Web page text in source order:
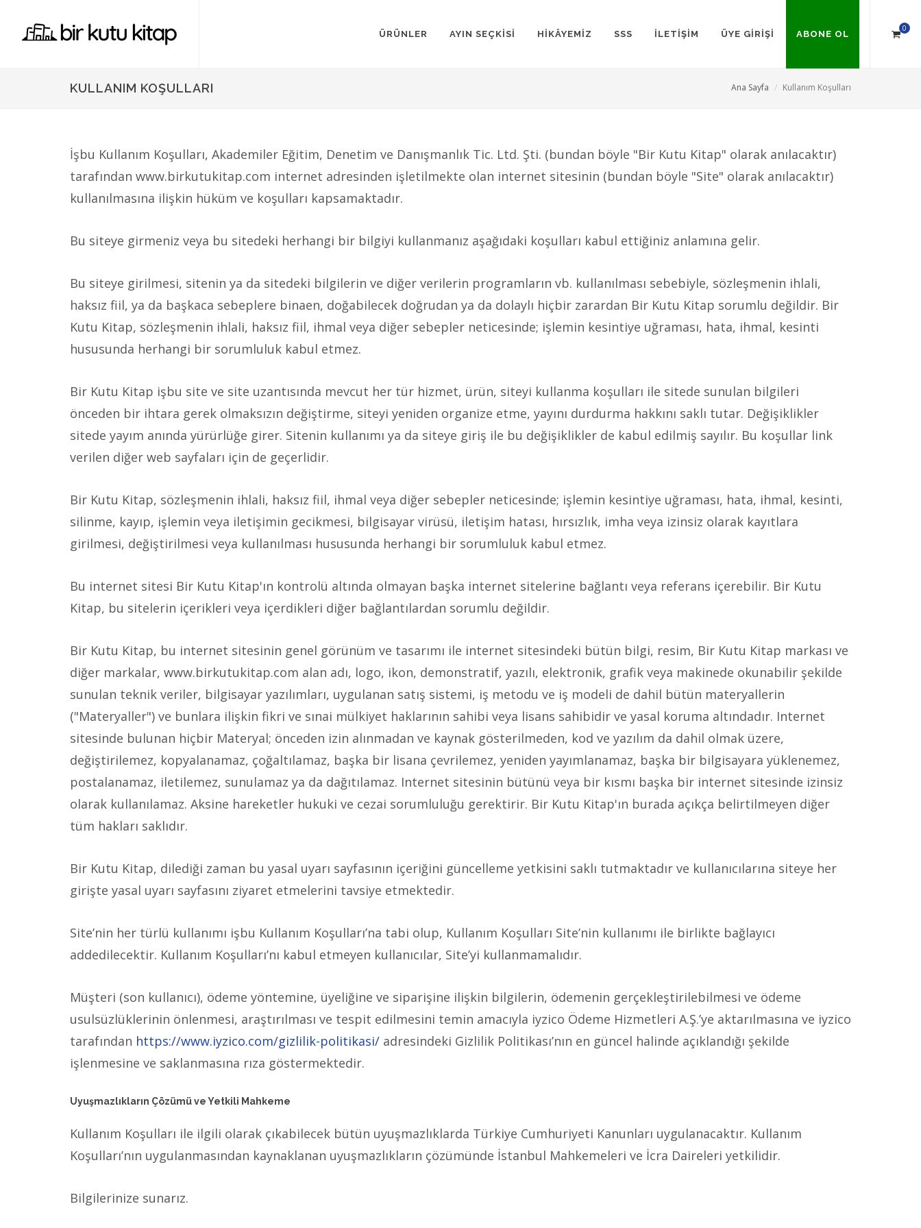
ÜRÜNLER AYIN SEÇKİSİ HİKÂYEMİZ SSS İLETİŞİM ÜYE GİRİŞİ ABONE OL
0
KULLANIM KOŞULLARI Ana Sayfa Kullanım Koşulları
İşbu Kullanım Koşulları, Akademiler Eğitim, Denetim ve Danışmanlık Tic. Ltd. Şti. (bundan böyle "Bir Kutu Kitap" olarak anılacaktır)
tarafından www.birkutukitap.com internet adresinden işletilmekte olan internet sitesinin (bundan böyle "Site" olarak anılacaktır)
kullanılmasına ilişkin hüküm ve koşulları kapsamaktadır.
Bu siteye girmeniz veya bu sitedeki herhangi bir bilgiyi kullanmanız aşağıdaki koşulları kabul ettiğiniz anlamına gelir.
Bu siteye girilmesi, sitenin ya da sitedeki bilgilerin ve diğer verilerin programların vb. kullanılması sebebiyle, sözleşmenin ihlali,
haksız fiil, ya da başkaca sebeplere binaen, doğabilecek doğrudan ya da dolaylı hiçbir zarardan Bir Kutu Kitap sorumlu değildir. Bir
Kutu Kitap, sözleşmenin ihlali, haksız fiil, ihmal veya diğer sebepler neticesinde; işlemin kesintiye uğraması, hata, ihmal, kesinti
hususunda herhangi bir sorumluluk kabul etmez.
Bir Kutu Kitap işbu site ve site uzantısında mevcut her tür hizmet, ürün, siteyi kullanma koşulları ile sitede sunulan bilgileri
önceden bir ihtara gerek olmaksızın değiştirme, siteyi yeniden organize etme, yayını durdurma hakkını saklı tutar. Değişiklikler
sitede yayım anında yürürlüğe girer. Sitenin kullanımı ya da siteye giriş ile bu değişiklikler de kabul edilmiş sayılır. Bu koşullar link
verilen diğer web sayfaları için de geçerlidir.
Bir Kutu Kitap, sözleşmenin ihlali, haksız fiil, ihmal veya diğer sebepler neticesinde; işlemin kesintiye uğraması, hata, ihmal, kesinti,
silinme, kayıp, işlemin veya iletişimin gecikmesi, bilgisayar virüsü, iletişim hatası, hırsızlık, imha veya izinsiz olarak kayıtlara
girilmesi, değiştirilmesi veya kullanılması hususunda herhangi bir sorumluluk kabul etmez.
Bu internet sitesi Bir Kutu Kitap'ın kontrolü altında olmayan başka internet sitelerine bağlantı veya referans içerebilir. Bir Kutu
Kitap, bu sitelerin içerikleri veya içerdikleri diğer bağlantılardan sorumlu değildir.
Bir Kutu Kitap, bu internet sitesinin genel görünüm ve tasarımı ile internet sitesindeki bütün bilgi, resim, Bir Kutu Kitap markası ve
diğer markalar, www.birkutukitap.com alan adı, logo, ikon, demonstratif, yazılı, elektronik, grafik veya makinede okunabilir şekilde
sunulan teknik veriler, bilgisayar yazılımları, uygulanan satış sistemi, iş metodu ve iş modeli de dahil bütün materyallerin
("Materyaller") ve bunlara ilişkin fikri ve sınai mülkiyet haklarının sahibi veya lisans sahibidir ve yasal koruma altındadır. Internet
sitesinde bulunan hiçbir Materyal; önceden izin alınmadan ve kaynak gösterilmeden, kod ve yazılım da dahil olmak üzere,
değiştirilemez, kopyalanamaz, çoğaltılamaz, başka bir lisana çevrilemez, yeniden yayımlanamaz, başka bir bilgisayara yüklenemez,
postalanamaz, iletilemez, sunulamaz ya da dağıtılamaz. Internet sitesinin bütünü veya bir kısmı başka bir internet sitesinde izinsiz
olarak kullanılamaz. Aksine hareketler hukuki ve cezai sorumluluğu gerektirir. Bir Kutu Kitap'ın burada açıkça belirtilmeyen diğer
tüm hakları saklıdır.
Bir Kutu Kitap, dilediği zaman bu yasal uyarı sayfasının içeriğini güncelleme yetkisini saklı tutmaktadır ve kullanıcılarına siteye her
girişte yasal uyarı sayfasını ziyaret etmelerini tavsiye etmektedir.
Site’nin her türlü kullanımı işbu Kullanım Koşulları’na tabi olup, Kullanım Koşulları Site’nin kullanımı ile birlikte bağlayıcı
addedilecektir. Kullanım Koşulları’nı kabul etmeyen kullanıcılar, Site’yi kullanmamalıdır.
Müşteri (son kullanıcı), ödeme yöntemine, üyeliğine ve siparişine ilişkin bilgilerin, ödemenin gerçekleştirilebilmesi ve ödeme
usulsüzlüklerinin önlenmesi, araştırılması ve tespit edilmesini temin amacıyla iyzico Ödeme Hizmetleri A.Ş.’ye aktarılmasına ve iyzico
tarafından https://www.iyzico.com/gizlilik-politikasi/ adresindeki Gizlilik Politikası’nın en güncel halinde açıklandığı şekilde
işlenmesine ve saklanmasına rıza göstermektedir.
Uyuşmazlıkların Çözümü ve Yetkili Mahkeme
Kullanım Koşulları ile ilgili olarak çıkabilecek bütün uyuşmazlıklarda Türkiye Cumhuriyeti Kanunları uygulanacaktır. Kullanım
Koşulları’nın uygulanmasından kaynaklanan uyuşmazlıkların çözümünde İstanbul Mahkemeleri ve İcra Daireleri yetkilidir.
Bilgilerinize sunarız.